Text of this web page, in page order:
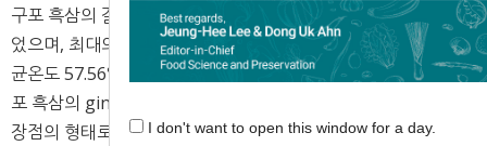
구포 흑삼의 갈색도에 대한 반응표면 형태는 최대점을 나타내
었으며, 최대의 갈색도는 증자 평균시간 155.25분 및 건조 평
균온도 57.56℃에서 3.39(OD, 420 nm)으로 나타났다. 구증구
포 흑삼의 ginsenoside Rg
장점의 형태로 나타났으며, 증자 평균시간 177.72분 및 건조
I don't want to open this window for a day.